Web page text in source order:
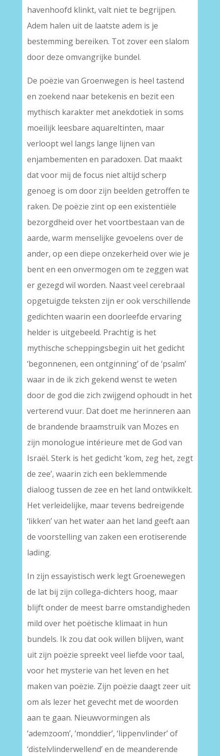
havenhoofd klinkt, valt niet te begrijpen.
Adem halen uit de laatste adem is je
bestemming bereiken. Tot zover een slalom
door deze omvangrijke bundel.
De poëzie van Groenwegen is heel tastend
en zoekend naar betekenis en bezit een
mythisch karakter met anekdotiek in soms
moeilijk leesbare aquareltinten, maar
verloopt wel langs lange lijnen van
enjambementen en paradoxen. Dat maakt
dat voor mij de focus niet altijd scherp
genoeg is om door zijn beelden getroffen te
raken. De poëzie zint op een existentiële
bezorgdheid over het voortbestaan van de
aarde, warm menselijke gevoelens over de
ander, op een diepe onzekerheid over wie je
bent en een onvermogen om te zeggen wat
er gezegd wil worden. Naast veel cerebraal
opgetuigde teksten zijn er ook verschillende
gedichten waarin een doorleefde ervaring
helder is uitgebeeld. Prachtig is het
mythische scheppingsbegin uit het gedicht
‘begonnenen, een ontginning’ of de ‘psalm’
waar in de ik zich gekend wenst te weten
door de god die zich zwijgend ophoudt in het
verterend vuur. Dat doet me herinneren aan
de brandende braamstruik van Mozes en
zijn monologue intérieure met de God van
Israël. Sterk is het gedicht ‘kom, zeg het, zegt
de zee’, waarin zich een beklemmende
dialoog tussen de zee en het land ontwikkelt.
Het verleidelijke, maar tevens bedreigende
‘likken’ van het water aan het land geeft aan
de voorstelling van zaken een erotiserende
lading.
In zijn essayistisch werk legt Groenewegen
de lat bij zijn collega-dichters hoog, maar
blijft onder de meest barre omstandigheden
mild over het poëtische klimaat in hun
bundels. Ik zou dat ook willen blijven, want
uit zijn poëzie spreekt veel liefde voor taal,
voor het mysterie van het leven en het
maken van poëzie. Zijn poëzie daagt zeer uit
om als lezer het gevecht met de woorden
aan te gaan. Nieuwvormingen als
‘ademzoom’, ‘monddier’, ‘lippenvlinder’ of
‘distelvlinderwellend’ en de meanderende